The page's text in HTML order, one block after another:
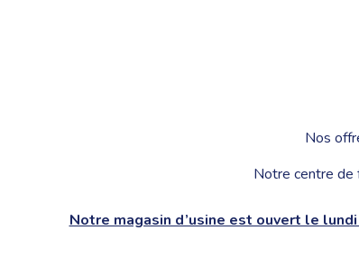
Nos
Notre centre de
Notre magasin d’usine est ouvert le